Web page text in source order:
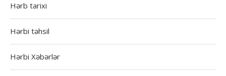
Hərb tarixi
Hərbi təhsil
Hərbi Xəbərlər